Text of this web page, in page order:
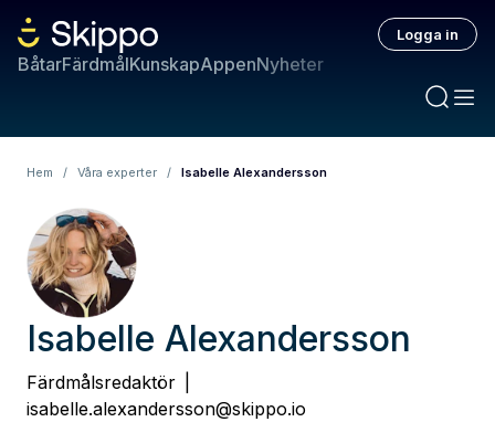
BåtarFärdmålKunskapAppenNyheter
Logga in
Hem / Våra experter / Isabelle Alexandersson
Isabelle Alexandersson
Färdmålsredaktör
isabelle.alexandersson@skippo.io